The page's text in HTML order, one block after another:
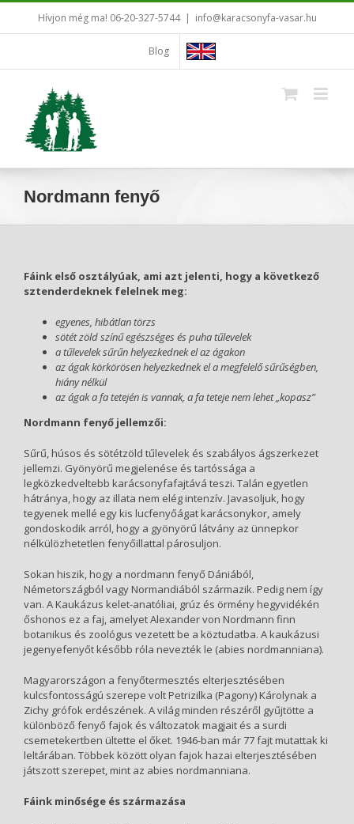
Kihagyás
Hívjon még ma! 06-20-327-5744 | info@karacsonyfa-vasar.hu
Blog
Nordmann fenyő
Fáink első osztályúak, ami azt jelenti, hogy a következő
sztenderdeknek felelnek meg:
egyenes, hibátlan törzs
sötét zöld színű egészséges és puha tűlevelek
a tűlevelek sűrűn helyezkednek el az ágakon
az ágak körkörösen helyezkednek el a megfelelő sűrűségben,
hiány nélkül
az ágak a fa tetején is vannak, a fa teteje nem lehet „kopasz”
Nordmann fenyő jellemzői:
Sűrű, húsos és sötétzöld tűlevelek és szabályos ágszerkezet
jellemzi. Gyönyörű megjelenése és tartóssága a
legközkedveltebb karácsonyfafajtává teszi. Talán egyetlen
hátránya, hogy az illata nem elég intenzív. Javasoljuk, hogy
tegyenek mellé egy kis lucfenyőágat karácsonykor, amely
gondoskodik arról, hogy a gyönyörű látvány az ünnepkor
nélkülözhetetlen fenyőillattal párosuljon.
Sokan hiszik, hogy a nordmann fenyő Dániából,
Németországból vagy Normandiából származik. Pedig nem így
van. A Kaukázus kelet-anatóliai, grúz és örmény hegyvidékén
őshonos ez a faj, amelyet Alexander von Nordmann finn
botanikus és zoológus vezetett be a köztudatba. A kaukázusi
jegenyefenyőt később róla nevezték le (abies nordmanniana).
Magyarországon a fenyőtermesztés elterjesztésében
kulcsfontosságú szerepe volt Petrizilka (Pagony) Károlynak a
Zichy grófok erdészének. A világ minden részéről gyűjtötte a
különböző fenyő fajok és változatok magjait és a surdi
csemetekertben ültette el őket. 1946-ban már 77 fajt mutattak ki
leltárában. Többek között olyan fajok hazai elterjesztésében
játszott szerepet, mint az abies nordmanniana.
Fáink minősége és származása